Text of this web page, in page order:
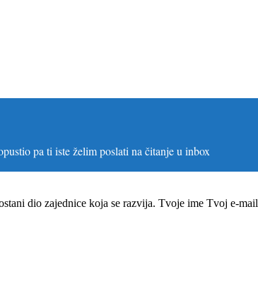
pa ti iste želim poslati na čitanje u inbox
dio zajednice koja se razvija. Tvoje ime Tvoj e-mail